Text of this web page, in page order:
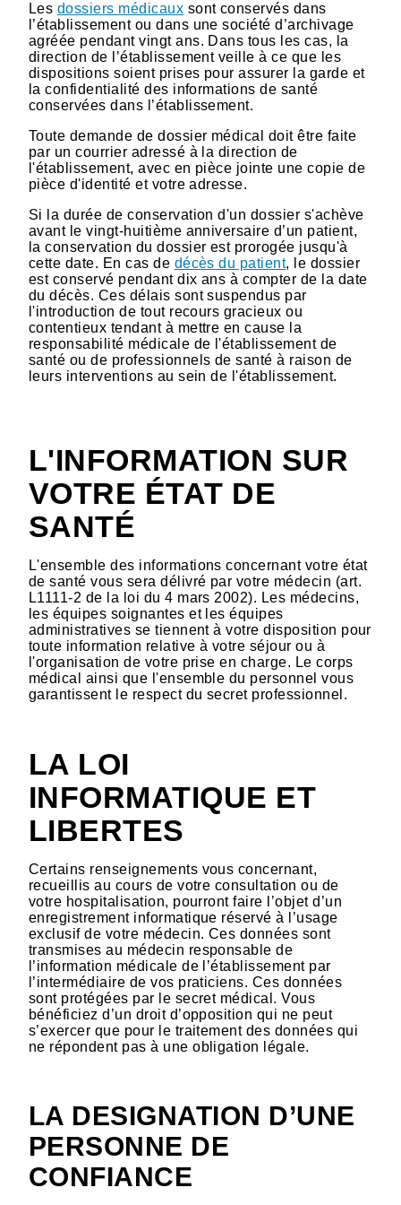
Les dossiers médicaux sont conservés dans
l’établissement ou dans une société d’archivage
agréée pendant vingt ans. Dans tous les cas, la
direction de l’établissement veille à ce que les
dispositions soient prises pour assurer la garde et
la confidentialité des informations de santé
conservées dans l’établissement.
Toute demande de dossier médical doit être faite
par un courrier adressé à la direction de
l'établissement, avec en pièce jointe une copie de
pièce d'identité et votre adresse.
Si la durée de conservation d'un dossier s'achève
avant le vingt-huitième anniversaire d’un patient,
la conservation du dossier est prorogée jusqu'à
cette date. En cas de décès du patient, le dossier
est conservé pendant dix ans à compter de la date
du décès. Ces délais sont suspendus par
l'introduction de tout recours gracieux ou
contentieux tendant à mettre en cause la
responsabilité médicale de l'établissement de
santé ou de professionnels de santé à raison de
leurs interventions au sein de l'établissement.
L'INFORMATION SUR
VOTRE ÉTAT DE
SANTÉ
L'ensemble des informations concernant votre état
de santé vous sera délivré par votre médecin (art.
L1111-2 de la loi du 4 mars 2002). Les médecins,
les équipes soignantes et les équipes
administratives se tiennent à votre disposition pour
toute information relative à votre séjour ou à
l'organisation de votre prise en charge. Le corps
médical ainsi que l'ensemble du personnel vous
garantissent le respect du secret professionnel.
LA LOI
INFORMATIQUE ET
LIBERTES
Certains renseignements vous concernant,
recueillis au cours de votre consultation ou de
votre hospitalisation, pourront faire l’objet d’un
enregistrement informatique réservé à l’usage
exclusif de votre médecin. Ces données sont
transmises au médecin responsable de
l’information médicale de l’établissement par
l’intermédiaire de vos praticiens. Ces données
sont protégées par le secret médical. Vous
bénéficiez d’un droit d’opposition qui ne peut
s’exercer que pour le traitement des données qui
ne répondent pas à une obligation légale.
LA DESIGNATION D’UNE
PERSONNE DE
CONFIANCE